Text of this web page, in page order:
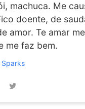
machuca. Me
doente, de
amor. Te amar
me faz bem.
Sparks